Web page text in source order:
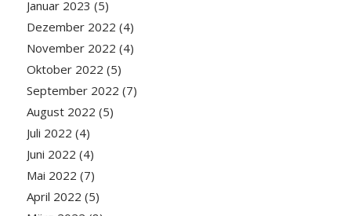
Januar 2023 (5)
Dezember 2022 (4)
November 2022 (4)
Oktober 2022 (5)
September 2022 (7)
August 2022 (5)
Juli 2022 (4)
Juni 2022 (4)
Mai 2022 (7)
April 2022 (5)